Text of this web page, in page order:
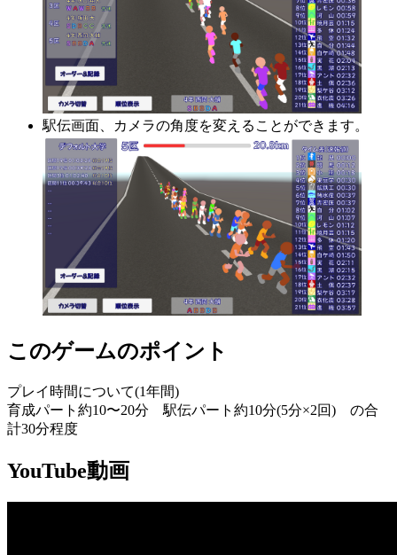
駅伝画面、カメラの角度を変えることができます。
このゲームのポイント
プレイ時間について(1年間)
育成パート約10〜20分 駅伝パート約10分(5分×2回) の合
計30分程度
YouTube動画